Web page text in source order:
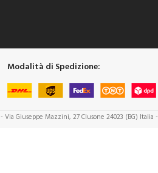
Modalità di Spedizione:
- Via Giuseppe Mazzini, 27 Clusone 24023 (BG) Italia -